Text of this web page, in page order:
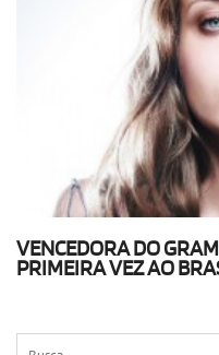
VENCEDORA DO
PRIMEIRA VEZ AO